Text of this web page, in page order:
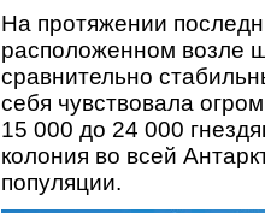
На протяжении
расположенном возле
сравнительно
себя чувствовала
15 000 до 24 000
колония во всей
популяции.